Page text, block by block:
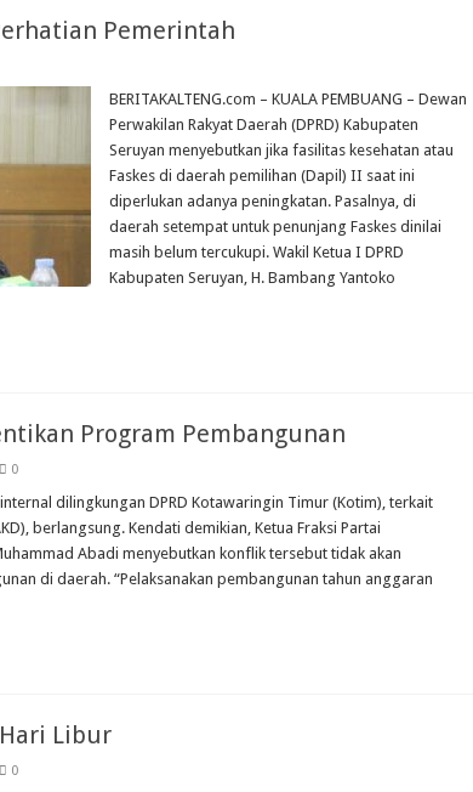
Pemerintah
BERITAKALTENG.com – KUALA PEMBUANG – Dewan
Perwakilan Rakyat Daerah (DPRD) Kabupaten
Seruyan menyebutkan jika fasilitas kesehatan atau
Faskes di daerah pemilihan (Dapil) II saat ini
diperlukan adanya peningkatan. Pasalnya, di
daerah setempat untuk penunjang Faskes dinilai
masih belum tercukupi. Wakil Ketua I DPRD
Kabupaten Seruyan, H. Bambang Yantoko
Program Pembangunan
0
internal dilingkungan DPRD Kotawaringin Timur (Kotim), terkait
berlangsung. Kendati demikian, Ketua Fraksi Partai
Abadi menyebutkan konflik tersebut tidak akan
di daerah. “Pelaksanakan pembangunan tahun anggaran
Libur
0